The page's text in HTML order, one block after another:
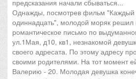
предсказания начали сбываться...
Однажды, посмотрев фильм "Каждый
одиннадцать", молодой моряк решил
романтическое письмо по
ул.1Мая, д10, кв1, незнакомой
своего адресата. По этому адресу
своими родителями. На тот момент
Валерию - 20. Молодая девушка